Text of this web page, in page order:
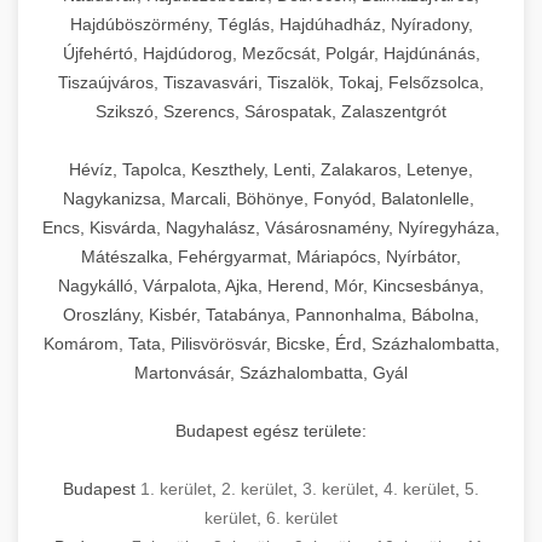
Hajdúböszörmény, Téglás, Hajdúhadház, Nyíradony,
Újfehértó, Hajdúdorog, Mezőcsát, Polgár, Hajdúnánás,
Tiszaújváros, Tiszavasvári, Tiszalök, Tokaj, Felsőzsolca,
Szikszó, Szerencs, Sárospatak, Zalaszentgrót
Hévíz, Tapolca, Keszthely, Lenti, Zalakaros, Letenye,
Nagykanizsa, Marcali, Böhönye, Fonyód, Balatonlelle,
Encs, Kisvárda, Nagyhalász, Vásárosnamény, Nyíregyháza,
Mátészalka, Fehérgyarmat, Máriapócs, Nyírbátor,
Nagykálló, Várpalota, Ajka, Herend, Mór, Kincsesbánya,
Oroszlány, Kisbér, Tatabánya, Pannonhalma, Bábolna,
Komárom, Tata, Pilisvörösvár, Bicske, Érd, Százhalombatta,
Martonvásár, Százhalombatta, Gyál
Budapest egész területe:
Budapest 1. kerület 2. kerület 3. kerület 4. kerület 5.
kerület 6. kerület